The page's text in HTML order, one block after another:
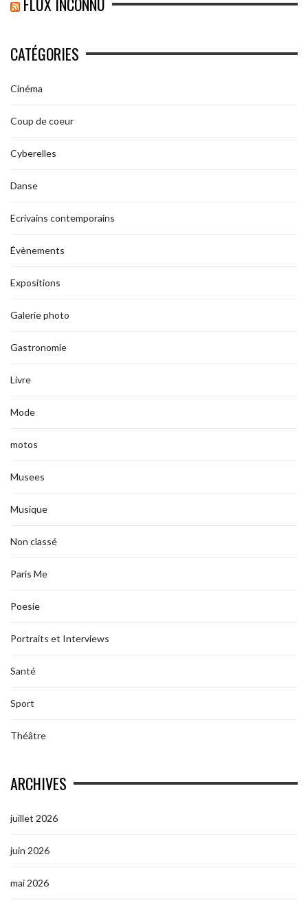
CATÉGORIES
Cinéma
Coup de coeur
Cyberelles
Danse
Ecrivains contemporains
Évènements
Expositions
Galerie photo
Gastronomie
Livre
Mode
motos
Musees
Musique
Non classé
Paris Me
Poesie
Portraits et Interviews
Santé
Sport
Théâtre
ARCHIVES
juillet 2026
juin 2026
mai 2026